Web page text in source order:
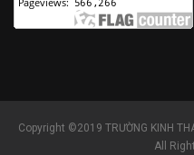
Copyright ©2019 TRƯỜNG KINH
All